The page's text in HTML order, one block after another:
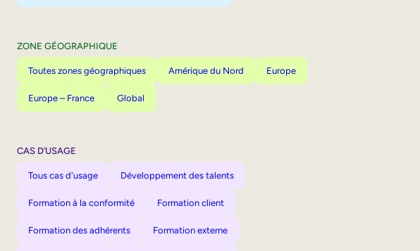
ZONE GÉOGRAPHIQUE
Toutes zones géographiques Amérique du Nord Europe
Europe – France Global
CAS D’USAGE
Tous cas d'usage Développement des talents
Formation à la conformité Formation client
Formation des adhérents Formation externe